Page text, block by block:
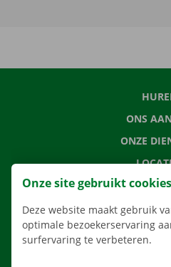
ONS
ONZE
APP
Onze site gebruikt cookies
Deze website maakt gebruik
optimale bezoekerservaring
surfervaring te verbeteren.